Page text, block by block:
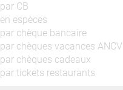
CB
espèces
chèque bancaire
chèques vacances ANCV
chèques cadeaux
tickets restaurants